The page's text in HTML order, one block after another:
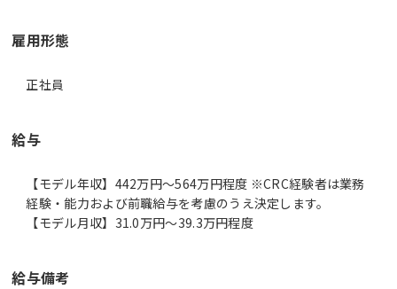
雇用形態
正社員
給与
【モデル年収】442万円〜564万円程度 ※CRC経験者は業務
経験・能力および前職給与を考慮のうえ決定します。
【モデル月収】31.0万円〜39.3万円程度
給与備考